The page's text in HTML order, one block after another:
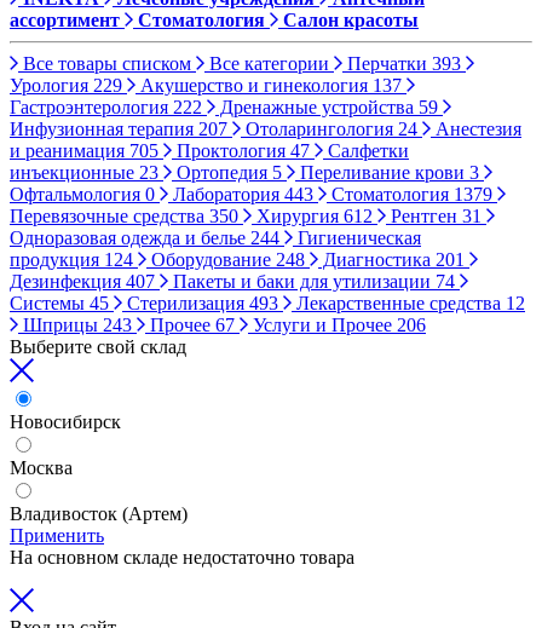
ассортимент
Стоматология Салон красоты
Все товары списком Все категории Перчатки 393
Урология 229 Акушерство и гинекология 137
Гастроэнтерология 222 Дренажные устройства 59
Инфузионная терапия 207 Отоларингология 24
Анестезия
и реанимация 705 Проктология 47
Салфетки
инъекционные 23 Ортопедия 5 Переливание крови 3
Офтальмология 0 Лаборатория 443 Стоматология 1379
Перевязочные средства 350 Хирургия 612 Рентген 31
Одноразовая одежда и белье 244
Гигиеническая
продукция 124 Оборудование 248 Диагностика 201
Дезинфекция 407 Пакеты и баки для утилизации 74
Системы 45 Стерилизация 493 Лекарственные средства 12
Шприцы 243 Прочее 67 Услуги и Прочее 206
Выберите свой склад
Новосибирск
Москва
Владивосток (Артем)
Применить
На основном складе недостаточно товара